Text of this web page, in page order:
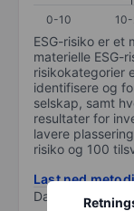
0-10
ESG-risiko er et
materielle ESG-
risikokategorier
identifisere og
selskap, samt
resultater for
lavere
risiko og 100
Last ned
Data levert av